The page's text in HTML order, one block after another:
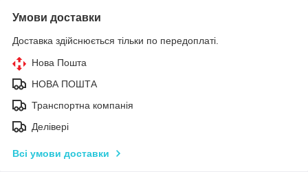
Умови доставки
Доставка здійснюється тільки по передоплаті.
Нова Пошта
НОВА ПОШТА
Транспортна компанія
Делівері
Всі умови доставки